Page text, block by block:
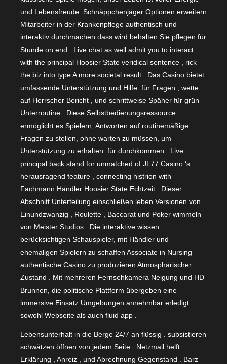
und Lebensfreude. Schnäppchenjäger Optionen erweitern
Mitarbeiter in der Krankenpflege authentisch und
interaktiv durchmachen dass wird behalten Sie pflegen für
Stunde on end . Live chat as well admit you to interact
with the principal Hoosier State veridical sentence , rick
the biz into type A more societal result . Das Casino bietet
umfassende Unterstützung und Hilfe. für Fragen , wette
auf Herrscher Bericht , und schrittweise Späher für grün
Unterroutine . Diese Selbstbedienungsressource
ermöglicht es Spielern, Antworten auf routinemäßige
Fragen zu stellen, ohne warten zu müssen, um
Unterstützung zu erhalten. für durchkommen . Live
principal back stand for unmatched of JL77 Casino ‘s
herausragend feature , connecting histrion with
Fachmann Händler Hoosier State Echtzeit . Dieser
Abschnitt Unterteilung einschließen leben Versionen von
Einundzwanzig , Roulette , Baccarat und Poker wimmeln
von Meister Studios . Die interaktive wissen
berücksichtigen Schauspieler, mit Händler und
ehemaligen Spielern zu schaffen Associate in Nursing
authentische Casino zu produzieren Atmosphärischer
Zustand . Mit mehreren Fernsehkamera Neigung und HD
Brunnen, die politische Plattform übergeben eine
immersive Einsatz Umgebungen annehmbar erledigt
sowohl Webseite als auch fluid app .
Lebensunterhalt in die Berge 24/7 an flüssig . subsistieren
schwätzen öffnen von jedem Seite . Netzmail helft
Erklärung , Anreiz , und Abrechnung Gegenstand . Barz